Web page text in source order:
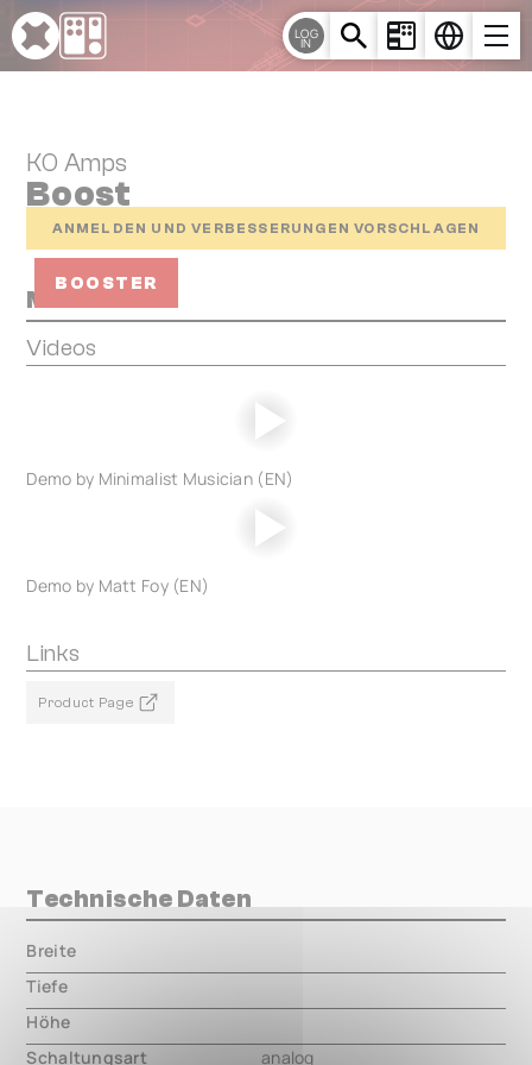
Cookie-Einstellungen
LOG
IN
KO Amps
Boost
ANMELDEN UND VERBESSERUNGEN VORSCHLAGEN
BOOSTER
Media
Videos
Demo by Minimalist Musician (EN)
Demo by Matt Foy (EN)
Links
Product Page
Technische Daten
Breite
Tiefe
Höhe
Schaltungsart
analog